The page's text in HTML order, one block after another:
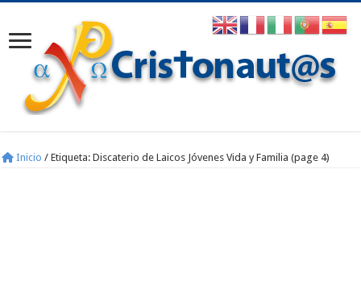
Inicio / Etiqueta:Discaterio de Laicos Jóvenes Vida y Familia (page 4)